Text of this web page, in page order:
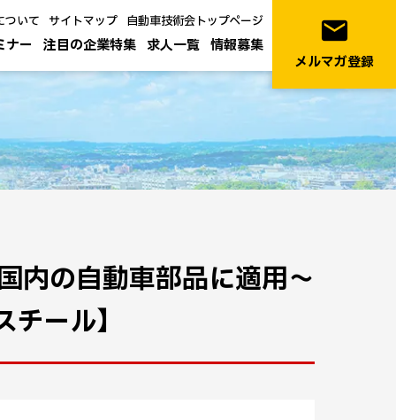
ナー 注目の企業特集 求人一覧 情報募集
ついて サイトマップ 自動車技術会トップページ email
メルマガ登録
内の自動車部品に適用～
ール】